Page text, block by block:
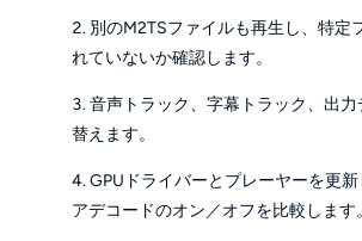
別のM2TSファイルも再生し、特定
れていないか確認します。
音声トラック、字幕トラック、出力
替えます。
GPUドライバーとプレーヤーを更
アデコードのオン／オフを比較します。